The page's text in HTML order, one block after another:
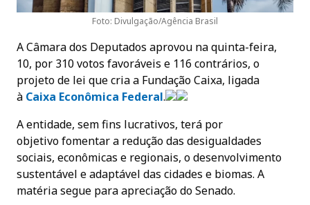
Foto: Divulgação/Agência Brasil
A Câmara dos Deputados aprovou na quinta-feira,
10, por 310 votos favoráveis e 116 contrários, o
projeto de lei que cria a Fundação Caixa, ligada
à Caixa Econômica Federal.
A entidade, sem fins lucrativos, terá por
objetivo fomentar a redução das desigualdades
sociais, econômicas e regionais, o desenvolvimento
sustentável e adaptável das cidades e biomas. A
matéria segue para apreciação do Senado.